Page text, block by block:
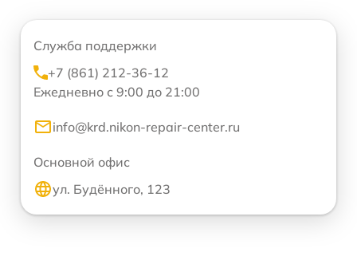
Служба поддержки
+7 (861) 212-36-12
Ежедневно с 9:00 до 21:00
info@krd.nikon-repair-center.ru
Основной офис
ул. Будённого, 123